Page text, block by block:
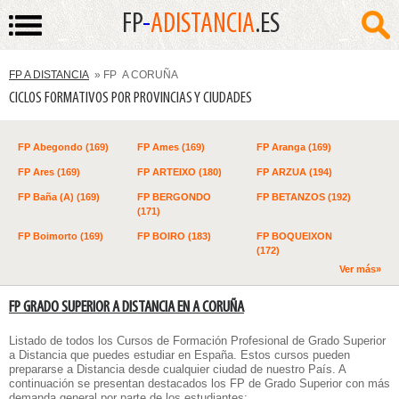
FP-ADISTANCIA.ES
FP A DISTANCIA » FP A CORUÑA
CICLOS FORMATIVOS POR PROVINCIAS Y CIUDADES
FP Abegondo (169) FP Ames (169) FP Aranga (169)
FP Ares (169) FP ARTEIXO (180) FP ARZUA (194)
FP Baña (A) (169)
FP BERGONDO
(171)
FP BETANZOS (192)
FP Boimorto (169) FP BOIRO (183)
FP BOQUEIXON
(172)
Ver más»
FP GRADO SUPERIOR A DISTANCIA EN A CORUÑA
Listado de todos los Cursos de Formación Profesional de Grado Superior
a Distanciaque puedes estudiar en España. Estos cursos pueden
prepararse a Distancia desde cualquier ciudad de nuestro País. A
continuación se presentan destacados los FP de Grado Superior con más